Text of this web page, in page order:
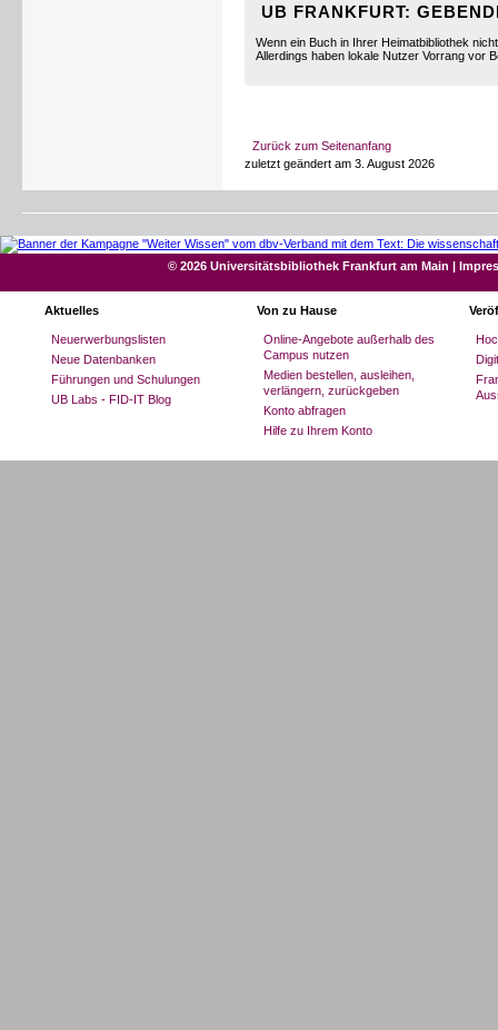
3. Schritt
In den Suchergebnissen gewünschten
2. Schritt
Suchen Sie nach dem Zeitschriftentitel
3. Schritt
Wählen Sie den Treffer aus, der den
UB FRANKFURT:
Wenn ein Buch in Ihrer Heimatbibliothek
Allerdings haben lokale Nutzer Vorrang vor
Zurück zum Seitenanfang
zuletzt geändert am 3. August 2026
© 2026 Universitätsbibliothek Frankfurt am Main |
Aktuelles
Neuerwerbungslisten
Neue Datenbanken
Führungen und Schulungen
UB Labs - FID-IT Blog
Von zu Hause
Online-Angebote außerhalb des
Campus nutzen
Medien bestellen, ausleihen,
verlängern, zurückgeben
Konto abfragen
Hilfe zu Ihrem Konto